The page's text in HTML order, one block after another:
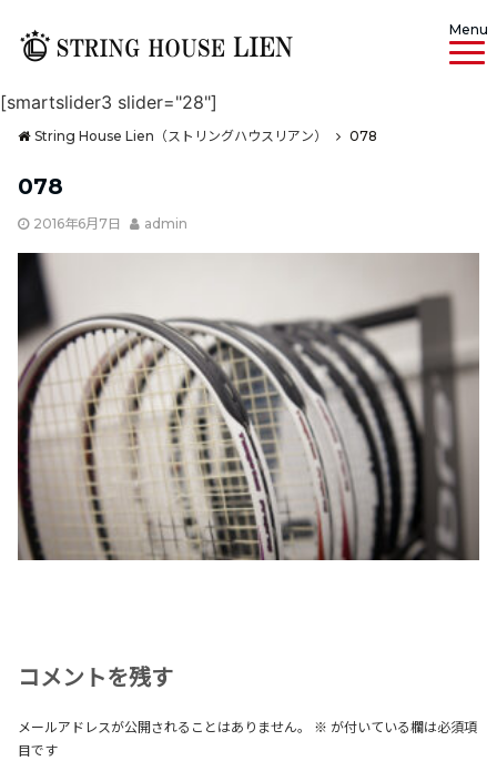
Menu
[smartslider3 slider="28"]
String House Lien（ストリングハウスリアン） 078
078
2016年6月7日 admin
コメントを残す
メールアドレスが公開されることはありません。 ※ が付いている欄は必須項
目です